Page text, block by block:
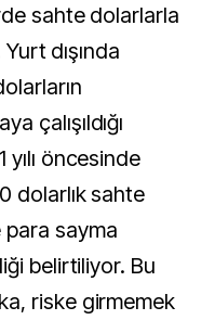
sahte dolarlarla
dışında
çalışıldığı
yılı öncesinde
dolarlık sahte
para sayma
belirtiliyor. Bu
riske girmemek